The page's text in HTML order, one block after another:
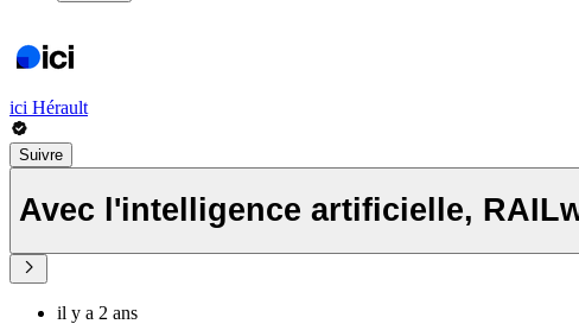
ici Hérault
Suivre
Avec l'intelligence artificielle,
il y a 2 ans